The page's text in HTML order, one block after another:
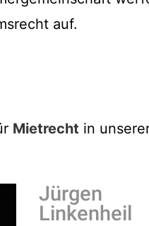
auf.
Mietrecht in
Jürgen
Linkenheil